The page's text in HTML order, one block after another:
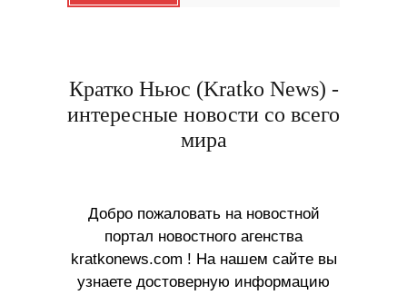
Кратко Ньюс (Kratko News) -
интересные новости со всего
мира
Добро пожаловать на новостной
портал новостного агенства
kratkonews.com ! На нашем сайте вы
узнаете достоверную информацию